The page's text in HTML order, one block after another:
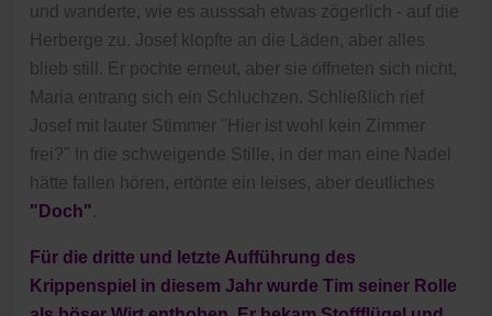
und wanderte, wie es ausssah etwas zögerlich - auf die
Herberge zu. Josef klopfte an die Läden, aber alles
blieb still. Er pochte erneut, aber sie öffneten sich nicht,
Maria entrang sich ein Schluchzen. Schließlich rief
Josef mit lauter Stimmer "Hier ist wohl kein Zimmer
frei?" In die schweigende Stille, in der man eine Nadel
hätte fallen hören, ertönte ein leises, aber deutliches
"Doch".
Für die dritte und letzte Aufführung des
Krippenspiel in diesem Jahr wurde Tim seiner Rolle